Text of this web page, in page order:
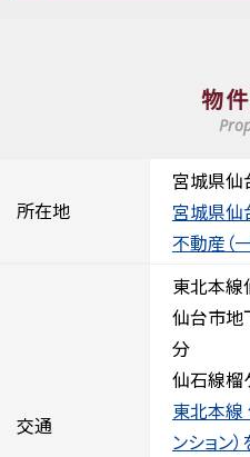
物
所在地
宮城県仙
宮城県仙
不動産（
交通
東北本線
仙台市地
分
仙石線榴
東北本線
ンション